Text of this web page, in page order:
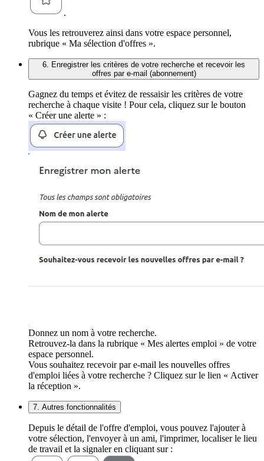
.
Vous les retrouverez ainsi dans votre espace personnel,
rubrique « Ma sélection d'offres ».
6. Enregistrer les critères de votre recherche et recevoir les
offres par e-mail (abonnement)
Gagnez du temps et évitez de ressaisir les critères de votre
recherche à chaque visite ! Pour cela, cliquez sur le bouton
« Créer une alerte » :
Donnez un nom à votre recherche.
Retrouvez-la dans la rubrique « Mes alertes emploi » de votre
espace personnel.
Vous souhaitez recevoir par e-mail les nouvelles offres
d'emploi liées à votre recherche ? Cliquez sur le lien « Activer
la réception ».
7. Autres fonctionnalités
Depuis le détail de l'offre d'emploi, vous pouvez l'ajouter à
votre sélection, l'envoyer à un ami, l'imprimer, localiser le lieu
de travail et la signaler en cliquant sur :